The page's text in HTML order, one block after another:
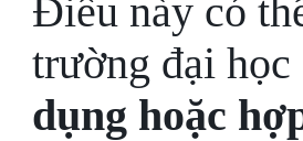
Điều này có
trường đại
dụng hoặc